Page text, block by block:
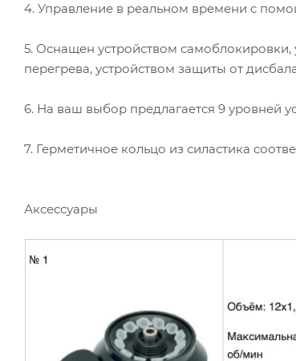
4. Управление в реальном времени с
5. Оснащен устройством
перегрева, устройством защиты от
6. На ваш выбор предлагается 9 уровней
7. Герметичное кольцо из силастика
Аксессуары